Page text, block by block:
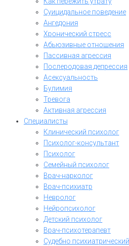
Суицидальное поведение
Ангедония
Хронический стресс
Абьюзивные отношения
Пассивная агрессия
Послеродовая депрессия
Асексуальность
Булимия
Тревога
Активная агрессия
Специалисты
Клинический психолог
Психолог-консультант
Психолог
Семейный психолог
Врач-нарколог
Врач-психиатр
Невролог
Нейропсихолог
Детский психолог
Врач-психотерапевт
Судебно